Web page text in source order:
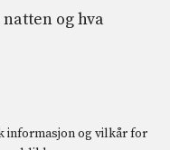
og hva
informasjon og vilkår for